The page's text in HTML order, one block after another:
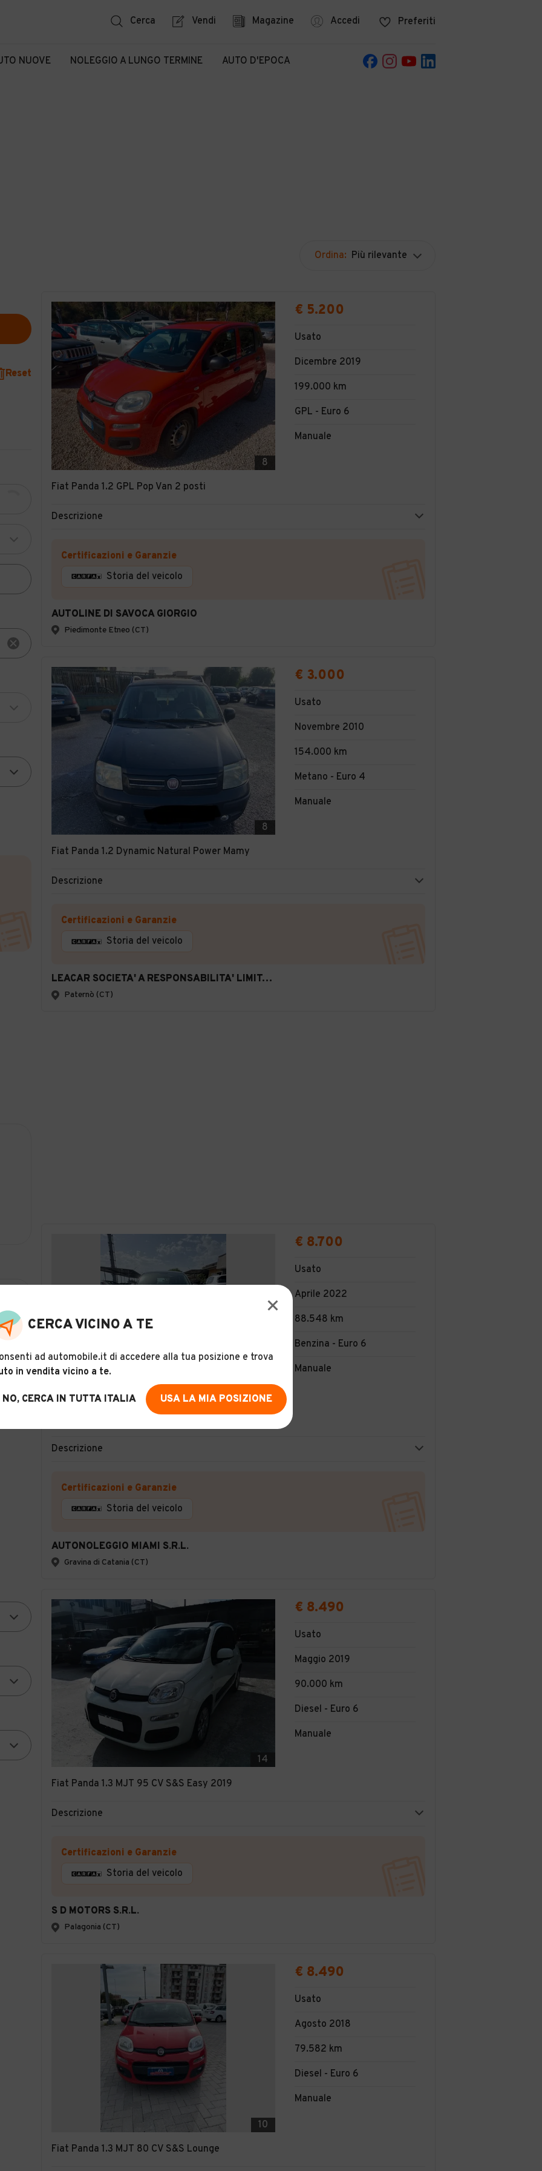
Cerca Vendi Magazine Accedi Preferiti
NUOVE NOLEGGIO A LUNGO TERMINE AUTO D'EPOCA
Ordina: Più rilevante
Reset
8
Fiat Panda 1.2 GPL Pop Van 2 posti
€ 5.200
Usato
Dicembre 2019
199.000 km
GPL - Euro 6
Manuale
Descrizione
Certificazioni e Garanzie
Storia del veicolo
AUTOLINE DI SAVOCA GIORGIO
Piedimonte Etneo (CT)
8
Fiat Panda 1.2 Dynamic Natural Power Mamy
€ 3.000
Usato
Novembre 2010
154.000 km
Metano - Euro 4
Manuale
Descrizione
Certificazioni e Garanzie
Storia del veicolo
LEACAR SOCIETA' A RESPONSABILITA' LIMITATA SEMPLIFICATA
Paternò (CT)
6
€ 8.700
Usato
Aprile 2022
88.548 km
Benzina - Euro 6
Manuale
Descrizione
Certificazioni e Garanzie
Storia del veicolo
AUTONOLEGGIO MIAMI S.R.L.
Gravina di Catania (CT)
14
Fiat Panda 1.3 MJT 95 CV S&S Easy 2019
€ 8.490
Usato
Maggio 2019
90.000 km
Diesel - Euro 6
Manuale
Descrizione
Certificazioni e Garanzie
Storia del veicolo
S D MOTORS S.R.L.
Palagonia (CT)
10
Fiat Panda 1.3 MJT 80 CV S&S Lounge
€ 8.490
Usato
Agosto 2018
79.582 km
Diesel - Euro 6
Manuale
CERCA VICINO A TE
ad automobile.it di accedere alla tua posizione e trova
in vendita vicino a te.
NO, CERCA IN TUTTA ITALIA USA LA MIA POSIZIONE